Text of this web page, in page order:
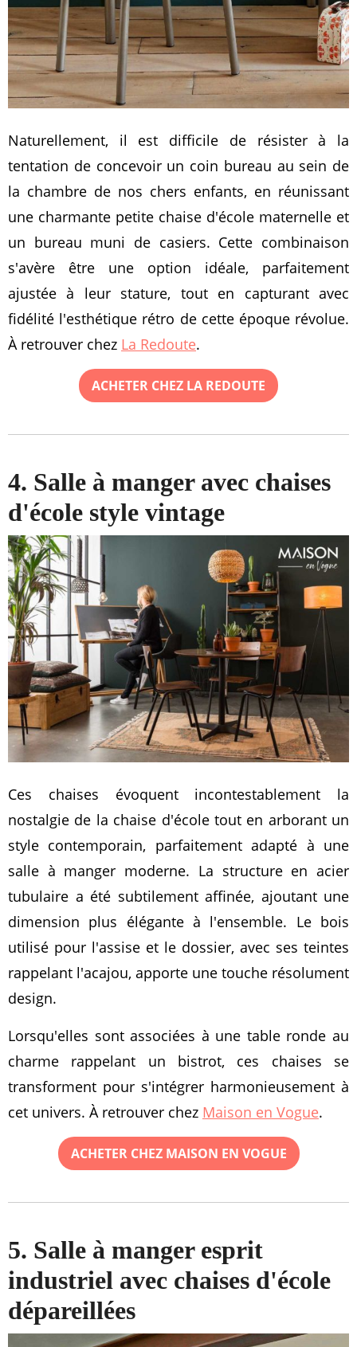
Naturellement, il est difficile de résister à la
tentation de concevoir un coin bureau au sein de
la chambre de nos chers enfants, en réunissant
une charmante petite chaise d'école maternelle et
un bureau muni de casiers. Cette combinaison
s'avère être une option idéale, parfaitement
ajustée à leur stature, tout en capturant avec
fidélité l'esthétique rétro de cette époque révolue.
À retrouver chez La Redoute.
ACHETER CHEZ LA REDOUTE
4. Salle à manger avec chaises
d'école style vintage
Ces chaises évoquent incontestablement la
nostalgie de la chaise d'école tout en arborant un
style contemporain, parfaitement adapté à une
salle à manger moderne. La structure en acier
tubulaire a été subtilement affinée, ajoutant une
dimension plus élégante à l'ensemble. Le bois
utilisé pour l'assise et le dossier, avec ses teintes
rappelant l'acajou, apporte une touche résolument
design.
Lorsqu'elles sont associées à une table ronde au
charme rappelant un bistrot, ces chaises se
transforment pour s'intégrer harmonieusement à
cet univers. À retrouver chez Maison en Vogue.
ACHETER CHEZ MAISON EN VOGUE
5. Salle à manger esprit
industriel avec chaises d'école
dépareillées